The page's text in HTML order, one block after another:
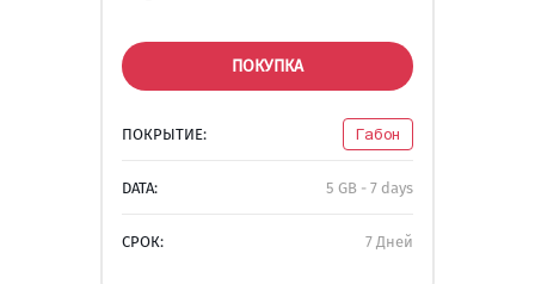
ПОКУПКА
ПОКРЫТИЕ: Габон
DATA: 5 GB - 7 days
СРОК: 7 Дней